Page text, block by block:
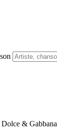
Dolce & Gabbana